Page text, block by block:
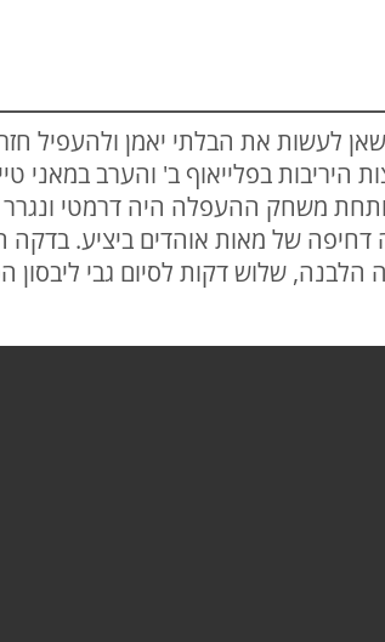
לעשות את הבלתי יאמן ולהעפיל
בפלייאוף ב' והערב במאני
שלוש דקות לסיום גבי